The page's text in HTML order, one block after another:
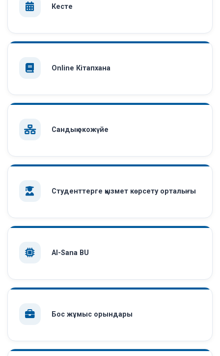
Кесте
Online Кітапхана
Сандық экожүйе
Студенттерге қызмет көрсету орталығы
AI-Sana BU
Бос жұмыс орындары